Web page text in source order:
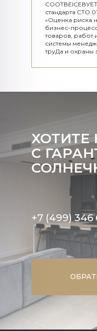
стандарта СТО
«Оценка риска
бизнес-
товаров, работ
системы
труДа и охраны
ХОТИТЕ
С
+7 (499) 346